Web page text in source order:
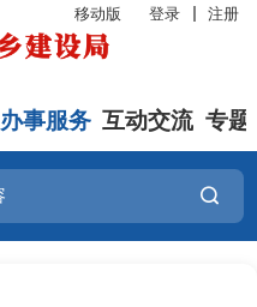
移动版 登录 注册
办事服务 互动交流 专题